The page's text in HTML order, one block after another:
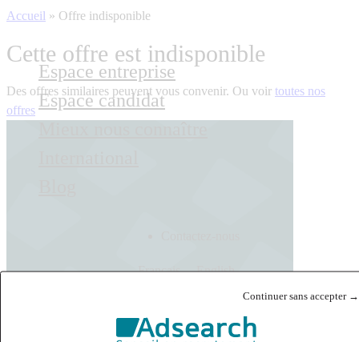
Continuer sans accepter →
Espace entreprise
Espace candidat
Français English
Accueil » Offre indisponible
Cette offre est indisponible
Des offres similaires peuvent vous convenir. Ou voir toutes nos
offres